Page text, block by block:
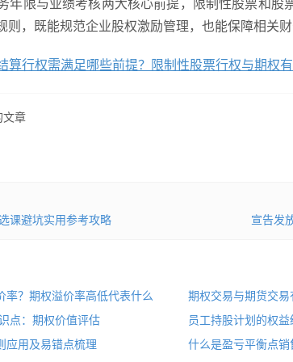
，既能规范企业股权激励管理，也能保障相关财
算行权需满足哪些前提？限制性股票行权与期权
文章
课避坑实用参考攻略
宣告发
？期权溢价率高低代表什么
期权交易与期货交
点：期权价值评估
员工持股计划的权
应用及易错点梳理
什么是盈亏平衡点